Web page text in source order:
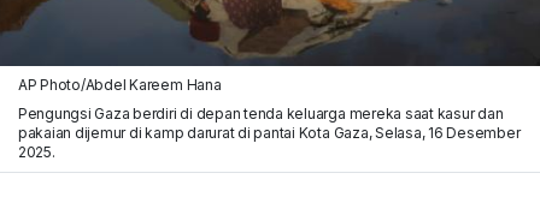
AP Photo/Abdel Kareem Hana
Pengungsi Gaza berdiri di depan tenda keluarga mereka saat kasur dan
pakaian dijemur di kamp darurat di pantai Kota Gaza, Selasa, 16 Desember
2025.